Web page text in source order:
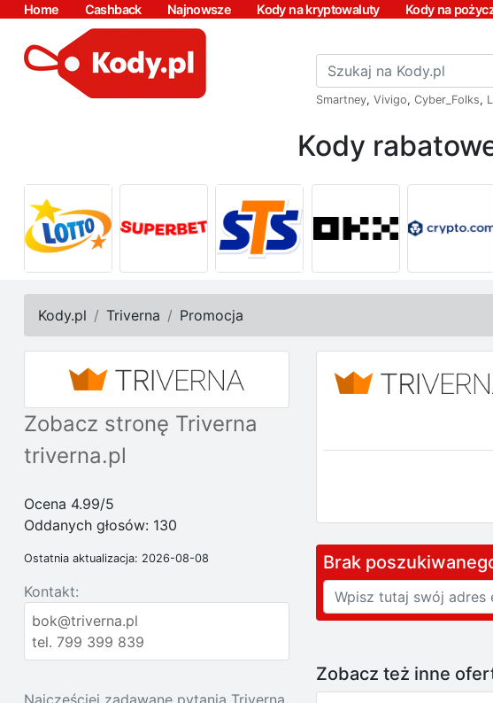
Home Cashback Najnowsze Kody na kryptowaluty Kody na
Smartney, Vivigo, Cyber_Folks,
Kody
Kody.pl Triverna Promocja
Zobacz stronę Triverna
triverna.pl
Ocena 4.99/5
Oddanych głosów: 130
Ostatnia aktualizacja: 2026-08-08
Kontakt:
bok@triverna.pl
tel. 799 399 839
Najczęściej zadawane pytania Triverna
Brak
Zobacz też inne